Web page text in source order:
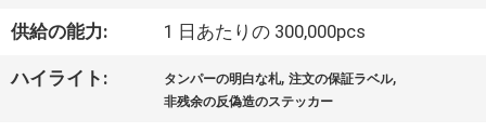
工
場
供給の能力: 1 日あたりの 300,000pcs
ハイライト: タンパーの明白な札,注文の保証ラベル,
非残余の反偽造のステッカー